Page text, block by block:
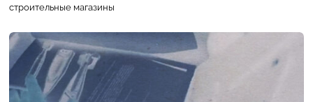
строительные магазины